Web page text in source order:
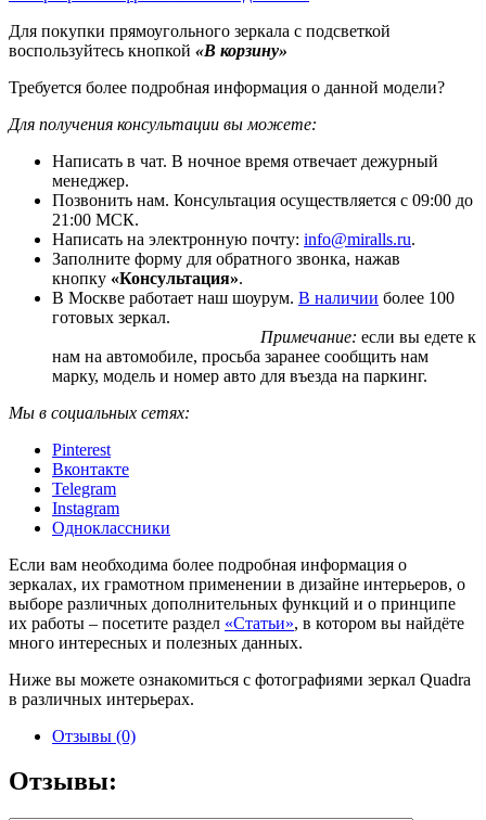
Для покупки прямоугольного зеркала с подсветкой
воспользуйтесь кнопкой «В корзину»
Требуется более подробная информация о данной модели?
Для получения консультации вы можете:
Написать в чат. В ночное время отвечает дежурный
менеджер.
Позвонить нам. Консультация осуществляется с 09:00 до
21:00 МСК.
Написать на электронную почту: info@miralls.ru.
Заполните форму для обратного звонка, нажав
кнопку «Консультация».
В Москве работает наш шоурум. В наличии более 100
готовых зеркал.
Примечание: если вы едете к
нам на автомобиле, просьба заранее сообщить нам
марку, модель и номер авто для въезда на паркинг.
Мы в социальных сетях:
Pinterest
Вконтакте
Telegram
Instagram
Одноклассники
Если вам необходима более подробная информация о
зеркалах, их грамотном применении в дизайне интерьеров, о
выборе различных дополнительных функций и о принципе
их работы – посетите раздел «Статьи», в котором вы найдёте
много интересных и полезных данных.
Ниже вы можете ознакомиться с фотографиями зеркал Quadra
в различных интерьерах.
Отзывы (0)
Отзывы: